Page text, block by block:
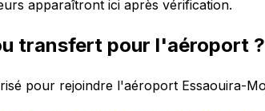
apparaîtront ici après vérification.
transfert pour l'aéroport ?
pour rejoindre l'aéroport Essaouira-